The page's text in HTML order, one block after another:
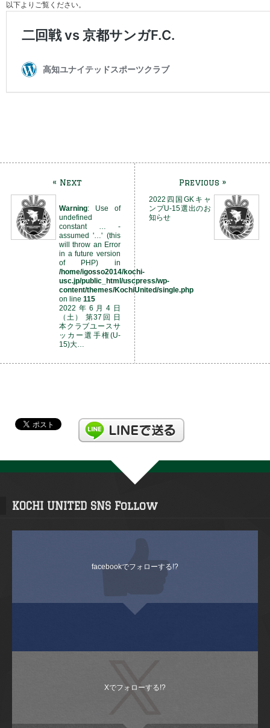
以下よりご覧ください。
« Next
Warning: Use of
undefined
constant … -
assumed '…' (this
will throw an Error
in a future version
of PHP) in
/home/igosso2014/kochi-
usc.jp/public_html/uscpress/wp-
content/themes/KochiUnited/single.php
on line 115
2022年6月4日
（土） 第37回 日
本クラブユースサ
ッカー選手権(U-
15)大…
Previous »
2022四国GKキャ
ンプU-15選出のお
知らせ
KOCHI UNITED SNS Follow
facebookでフォローする!?
Xでフォローする!?